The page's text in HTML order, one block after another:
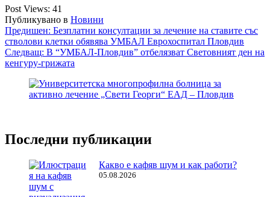
Post Views: 41
Публикувано в Новини
Навигация
Предишен: Безплатни консултации за лечение на ставите със
стволови клетки обявява УМБАЛ Еврохоспитал Пловдив
Следващ: В “УМБАЛ-Пловдив” отбелязват Световният ден на
кенгуру-грижата
Последни публикации
Какво е кафяв шум и как работи?
05.08.2026